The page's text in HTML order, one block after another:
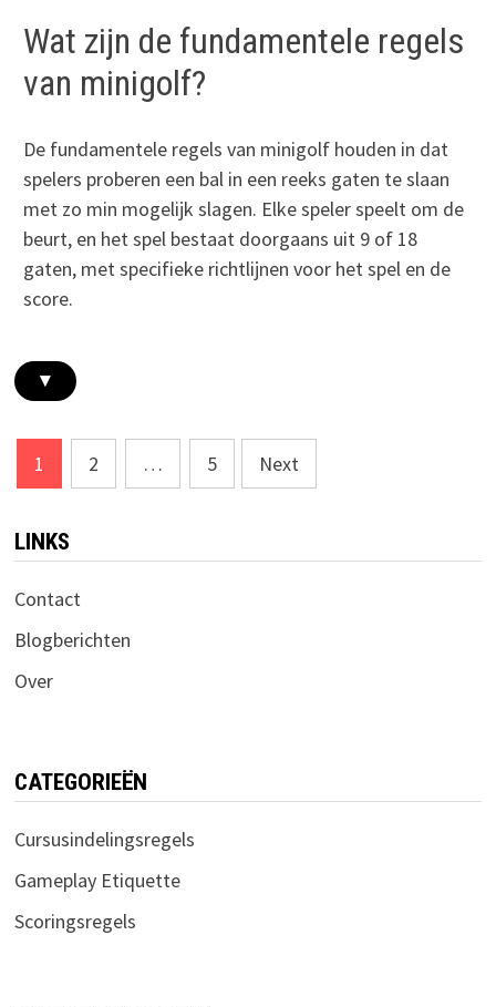
Wat zijn de fundamentele regels
van minigolf?
De fundamentele regels van minigolf houden in dat
spelers proberen een bal in een reeks gaten te slaan
met zo min mogelijk slagen. Elke speler speelt om de
beurt, en het spel bestaat doorgaans uit 9 of 18
gaten, met specifieke richtlijnen voor het spel en de
score.
▾
Posts
pagination
1 2 … 5 Next
LINKS
Contact
Blogberichten
Over
CATEGORIEËN
Cursusindelingsregels
Gameplay Etiquette
Scoringsregels